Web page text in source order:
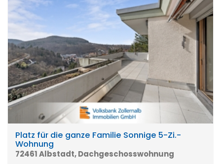
Platz für die ganze Familie Sonnige 5-Zi.-
Wohnung
72461 Albstadt, Dachgeschosswohnung